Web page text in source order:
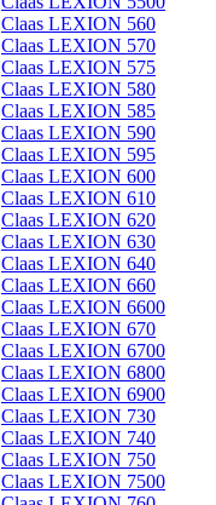
Claas LEXION 560
Claas LEXION 570
Claas LEXION 575
Claas LEXION 580
Claas LEXION 585
Claas LEXION 590
Claas LEXION 595
Claas LEXION 600
Claas LEXION 610
Claas LEXION 620
Claas LEXION 630
Claas LEXION 640
Claas LEXION 660
Claas LEXION 6600
Claas LEXION 670
Claas LEXION 6700
Claas LEXION 6800
Claas LEXION 6900
Claas LEXION 730
Claas LEXION 740
Claas LEXION 750
Claas LEXION 7500